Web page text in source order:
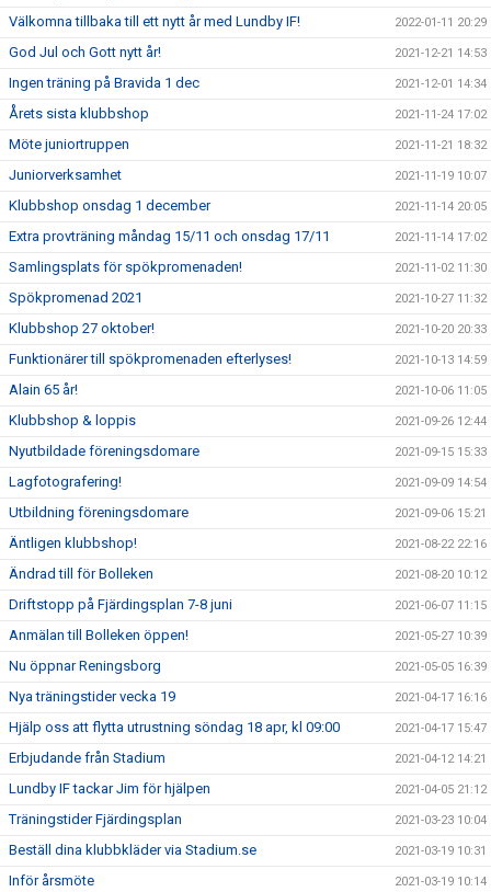
Välkomna tillbaka till ett nytt år med Lundby IF! 2022-01-11 20:29
God Jul och Gott nytt år! 2021-12-21 14:53
Ingen träning på Bravida 1 dec 2021-12-01 14:34
Årets sista klubbshop 2021-11-24 17:02
Möte juniortruppen 2021-11-21 18:32
Juniorverksamhet 2021-11-19 10:07
Klubbshop onsdag 1 december 2021-11-14 20:05
Extra provträning måndag 15/11 och onsdag 17/11 2021-11-14 17:02
Samlingsplats för spökpromenaden! 2021-11-02 11:30
Spökpromenad 2021 2021-10-27 11:32
Klubbshop 27 oktober! 2021-10-20 20:33
Funktionärer till spökpromenaden efterlyses! 2021-10-13 14:59
Alain 65 år! 2021-10-06 11:05
Klubbshop & loppis 2021-09-26 12:44
Nyutbildade föreningsdomare 2021-09-15 15:33
Lagfotografering! 2021-09-09 14:54
Utbildning föreningsdomare 2021-09-06 15:21
Äntligen klubbshop! 2021-08-22 22:16
Ändrad till för Bolleken 2021-08-20 10:12
Driftstopp på Fjärdingsplan 7-8 juni 2021-06-07 11:15
Anmälan till Bolleken öppen! 2021-05-27 10:39
Nu öppnar Reningsborg 2021-05-05 16:39
Nya träningstider vecka 19 2021-04-17 16:16
Hjälp oss att flytta utrustning söndag 18 apr, kl 09:00 2021-04-17 15:47
Erbjudande från Stadium 2021-04-12 14:21
Lundby IF tackar Jim för hjälpen 2021-04-05 21:12
Träningstider Fjärdingsplan 2021-03-23 10:04
Beställ dina klubbkläder via Stadium.se 2021-03-19 10:31
Inför årsmöte 2021-03-19 10:14